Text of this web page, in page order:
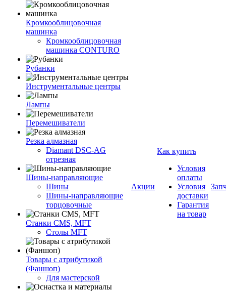
Кромкооблицовочная
машинка
Кромкооблицовочная
машинка CONTURO
Рубанки
Инструментальные центры
Лампы
Перемешиватели
Резка алмазная
Diamant DSC-AG
отрезная
Шины-направляющие
Шины
Шины-направляющие
торцовочные
Станки CMS, MFT
Столы MFT
Товары с атрибутикой
(Фаншоп)
Для мастерской
Акции
Как купить
Условия
оплаты
Условия
доставки
Гарантия
на товар